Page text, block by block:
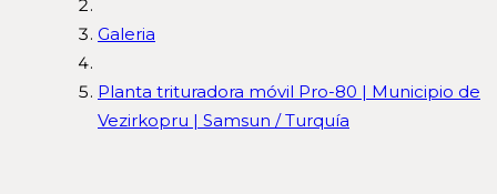
Galeria
Planta trituradora móvil Pro-80 | Municipio de
Vezirkopru | Samsun / Turquía